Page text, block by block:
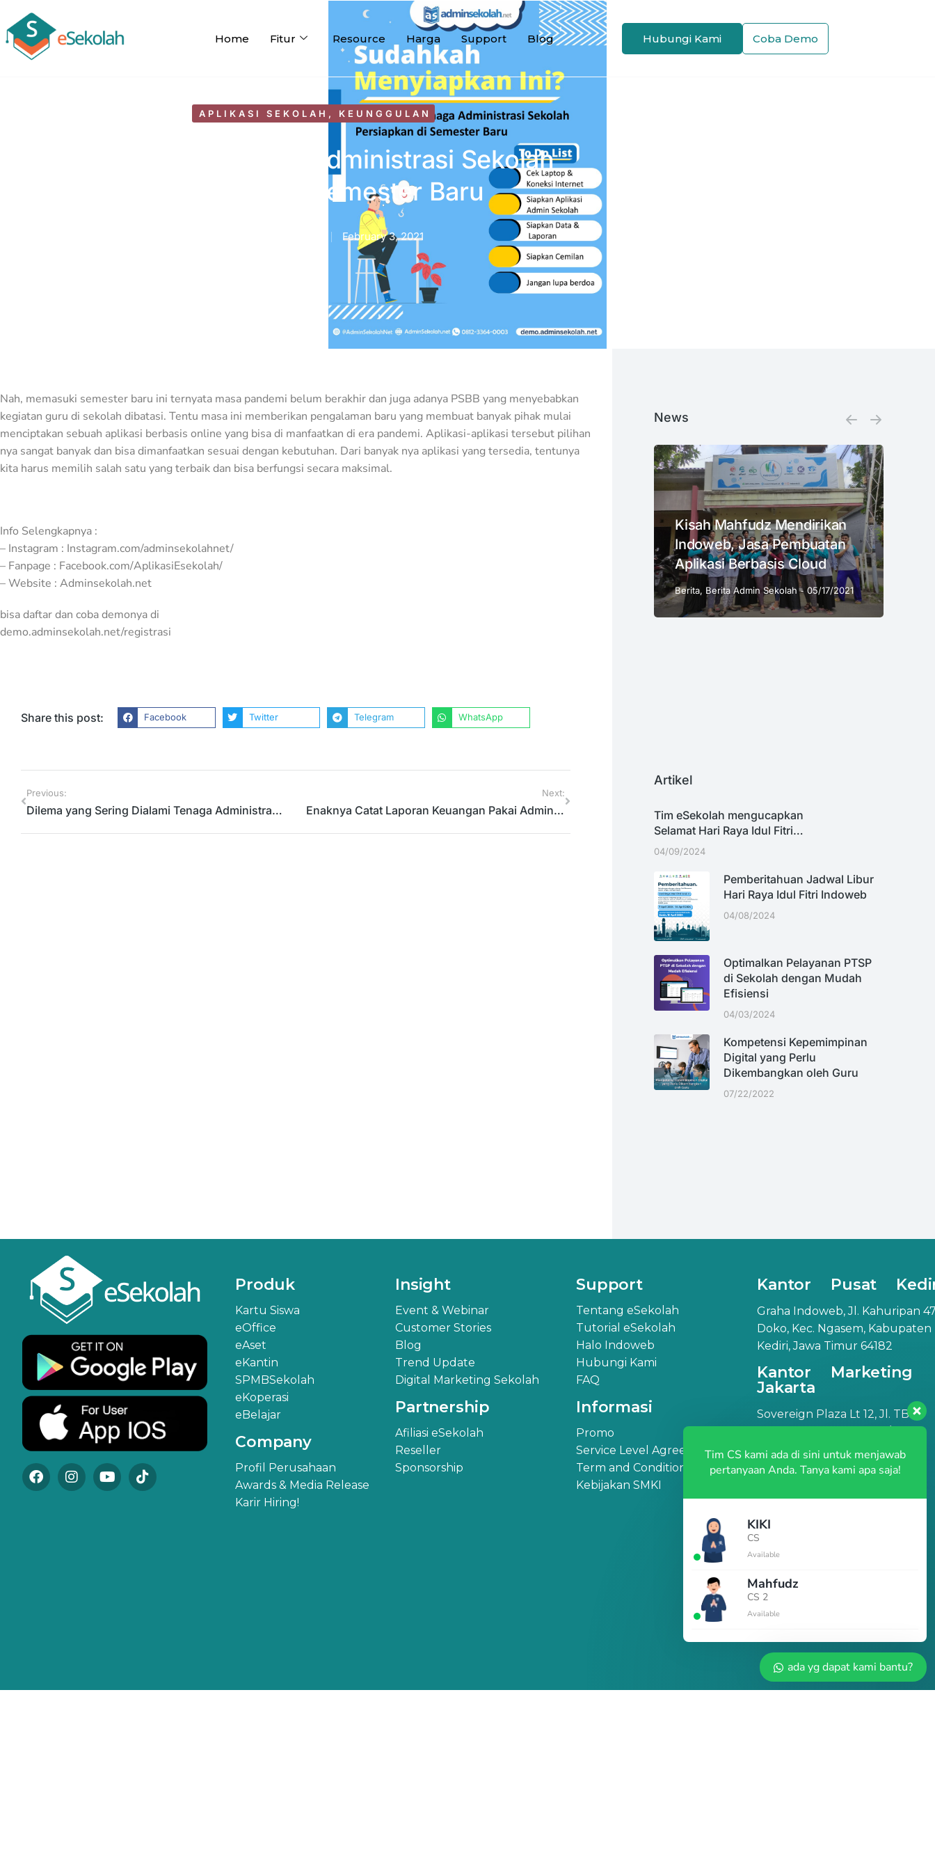
Home Fitur Resource Harga Support Blog Hubungi Kami Coba Demo
APLIKASI SEKOLAH , KEUNGGULAN
Yang Harus Tenaga Administrasi Sekolah
Persiapkan Di Semester Baru
February 3, 2021
Nah, memasuki semester baru ini ternyata masa pandemi belum berakhir dan juga adanya PSBB yang menyebabkan
kegiatan guru di sekolah dibatasi. Tentu masa ini memberikan pengalaman baru yang membuat banyak pihak mulai
menciptakan sebuah aplikasi berbasis online yang bisa di manfaatkan di era pandemi. Aplikasi-aplikasi tersebut pilihan
nya sangat banyak dan bisa dimanfaatkan sesuai dengan kebutuhan. Dari banyak nya aplikasi yang tersedia, tentunya
kita harus memilih salah satu yang terbaik dan bisa berfungsi secara maksimal.
Info Selengkapnya :
– Instagram : Instagram.com/adminsekolahnet/
– Fanpage : Facebook.com/AplikasiEsekolah/
– Website : Adminsekolah.net
bisa daftar dan coba demonya di
demo.adminsekolah.net/registrasi
Share this post: Facebook Twitter Telegram WhatsApp
Previous:
Dilema yang Sering Dialami Tenaga Administrasi Sekolah
Next:
Enaknya Catat Laporan Keuangan Pakai Admin Sekolah
News
Tips 11/16/2020 Berita,Keunggulan,Tips
Kisah Mahfudz Mendirikan
Indoweb, Jasa Pembuatan
Aplikasi Berbasis Cloud
Berita, Berita Admin Sekolah 05/17/2021
Artikel
Tim eSekolah mengucapkan
Selamat Hari Raya Idul Fitri…
04/09/2024
Pemberitahuan Jadwal Libur
Hari Raya Idul Fitri Indoweb
04/08/2024
Optimalkan Pelayanan PTSP
di Sekolah dengan Mudah
Efisiensi
04/03/2024
Kompetensi Kepemimpinan
Digital yang Perlu
Dikembangkan oleh Guru
07/22/2022
Produk
Kartu Siswa
eOffice
eAset
eKantin
SPMBSekolah
eKoperasi
eBelajar
Company
Profil Perusahaan
Awards & Media Release
Karir Hiring!
Insight
Event & Webinar
Customer Stories
Blog
Trend Update
Digital Marketing Sekolah
Partnership
Afiliasi eSekolah
Reseller
Sponsorship
Support
Tentang eSekolah
Tutorial eSekolah
Halo Indoweb
Hubungi Kami
FAQ
Informasi
Promo
Service Level Agreement
Term and Conditions
Kebijakan SMKI
Kantor Pusat
Graha Indoweb, Jl. Kahuripan
Doko, Kec. Ngasem, Kabupaten
Kediri, Jawa Timur 64182
Kantor Marketing
Jakarta
Sovereign Plaza Lt 12, Jl. TB
Cilandak Barat, Kec. Cilandak,
Jakarta Selatan, DKI Jakarta
Tim CS kami ada di sini untuk menjawab
pertanyaan Anda. Tanya kami apa saja!
KIKI
CS
Available
Mahfudz
CS 2
Available
ada yg dapat kami bantu?